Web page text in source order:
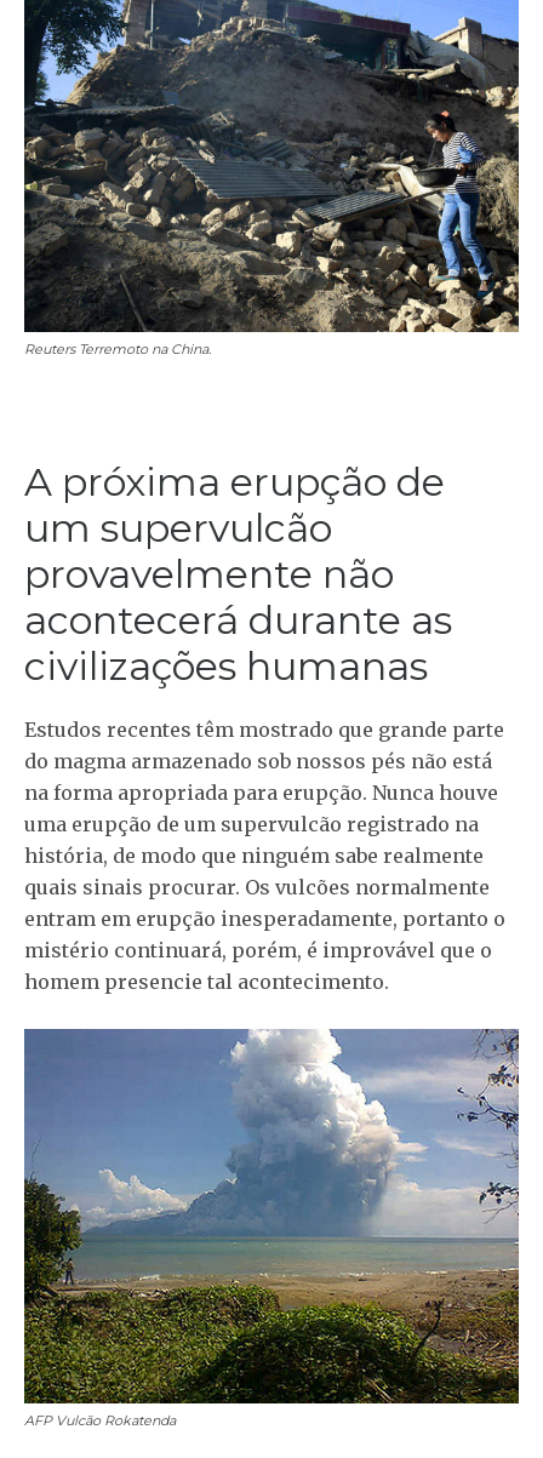
ReutersTerremoto na China.
A próxima erupção de
um supervulcão
provavelmente não
acontecerá durante as
civilizações humanas
Estudos recentes têm mostrado que grande parte
do magma armazenado sob nossos pés não está
na forma apropriada para erupção. Nunca houve
uma erupção de um supervulcão registrado na
história, de modo que ninguém sabe realmente
quais sinais procurar. Os vulcões normalmente
entram em erupção inesperadamente, portanto o
mistério continuará, porém, é improvável que o
homem presencie tal acontecimento.
AFPVulcão Rokatenda